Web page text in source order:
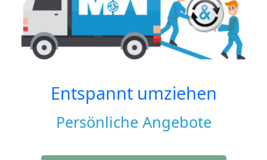
Entspannt umziehen
Persönliche Angebote